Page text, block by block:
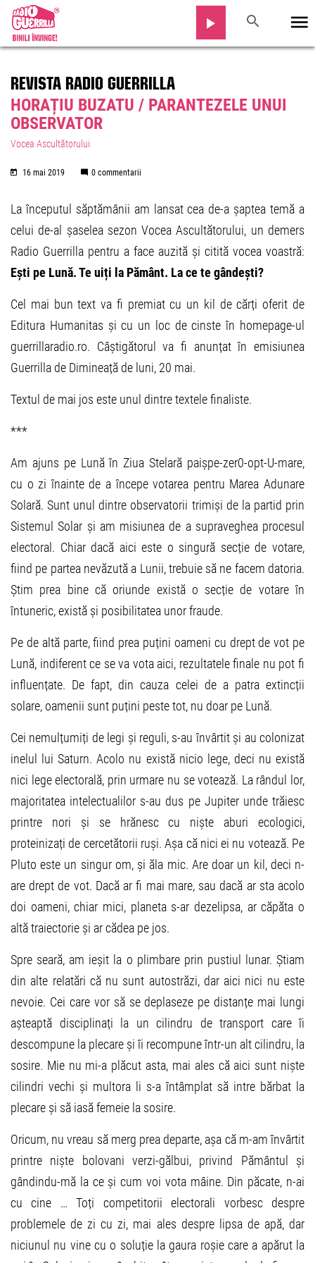
REVISTA RADIO GUERRILLA
HORAȚIU BUZATU / PARANTEZELE UNUI
OBSERVATOR
Vocea Ascultătorului
16 mai 2019 0 commentarii
La începutul săptămânii am lansat cea de-a șaptea temă a
celui de-al șaselea sezon Vocea Ascultătorului, un demers
Radio Guerrilla pentru a face auzită și citită vocea voastră:
Ești pe Lună. Te uiți la Pământ. La ce te gândești?
Cel mai bun text va fi premiat cu un kil de cărți oferit de
Editura Humanitas și cu un loc de cinste în homepage-ul
guerrillaradio.ro. Câștigătorul va fi anunțat în emisiunea
Guerrilla de Dimineață de luni, 20 mai.
Textul de mai jos este unul dintre textele finaliste.
***
Am ajuns pe Lună în Ziua Stelară paișpe-zer0-opt-U-mare,
cu o zi înainte de a începe votarea pentru Marea Adunare
Solară. Sunt unul dintre observatorii trimiși de la partid prin
Sistemul Solar și am misiunea de a supraveghea procesul
electoral. Chiar dacă aici este o singură secție de votare,
fiind pe partea nevăzută a Lunii, trebuie să ne facem datoria.
Știm prea bine că oriunde există o secție de votare în
întuneric, există și posibilitatea unor fraude.
Pe de altă parte, fiind prea puțini oameni cu drept de vot pe
Lună, indiferent ce se va vota aici, rezultatele finale nu pot fi
influențate. De fapt, din cauza celei de a patra extincții
solare, oamenii sunt puțini peste tot, nu doar pe Lună.
Cei nemulțumiți de legi și reguli, s-au învârtit și au colonizat
inelul lui Saturn. Acolo nu există nicio lege, deci nu există
nici lege electorală, prin urmare nu se votează. La rândul lor,
majoritatea intelectualilor s-au dus pe Jupiter unde trăiesc
printre nori și se hrănesc cu niște aburi ecologici,
proteinizați de cercetătorii ruși. Așa că nici ei nu votează. Pe
Pluto este un singur om, și ăla mic. Are doar un kil, deci n-
are drept de vot. Dacă ar fi mai mare, sau dacă ar sta acolo
doi oameni, chiar mici, planeta s-ar dezelipsa, ar căpăta o
altă traiectorie și ar cădea pe jos.
Spre seară, am ieșit la o plimbare prin pustiul lunar. Știam
din alte relatări că nu sunt autostrăzi, dar aici nici nu este
nevoie. Cei care vor să se deplaseze pe distanțe mai lungi
așteaptă disciplinați la un cilindru de transport care îi
descompune la plecare și îi recompune într-un alt cilindru, la
sosire. Mie nu mi-a plăcut asta, mai ales că aici sunt niște
cilindri vechi și multora li s-a întâmplat să intre bărbat la
plecare și să iasă femeie la sosire.
Oricum, nu vreau să merg prea departe, așa că m-am învârtit
printre niște bolovani verzi-gălbui, privind Pământul și
gândindu-mă la ce și cum voi vota mâine. Din păcate, n-ai
cu cine … Toți competitorii electorali vorbesc despre
problemele de zi cu zi, mai ales despre lipsa de apă, dar
niciunul nu vine cu o soluție la gaura roșie care a apărut la